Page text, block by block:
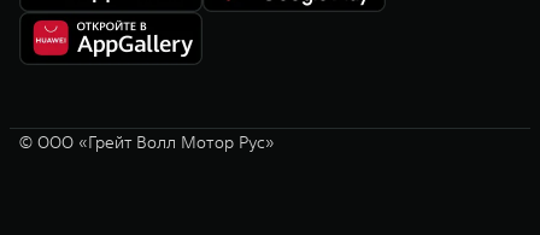
© ООО «Грейт Волл Мотор Рус»